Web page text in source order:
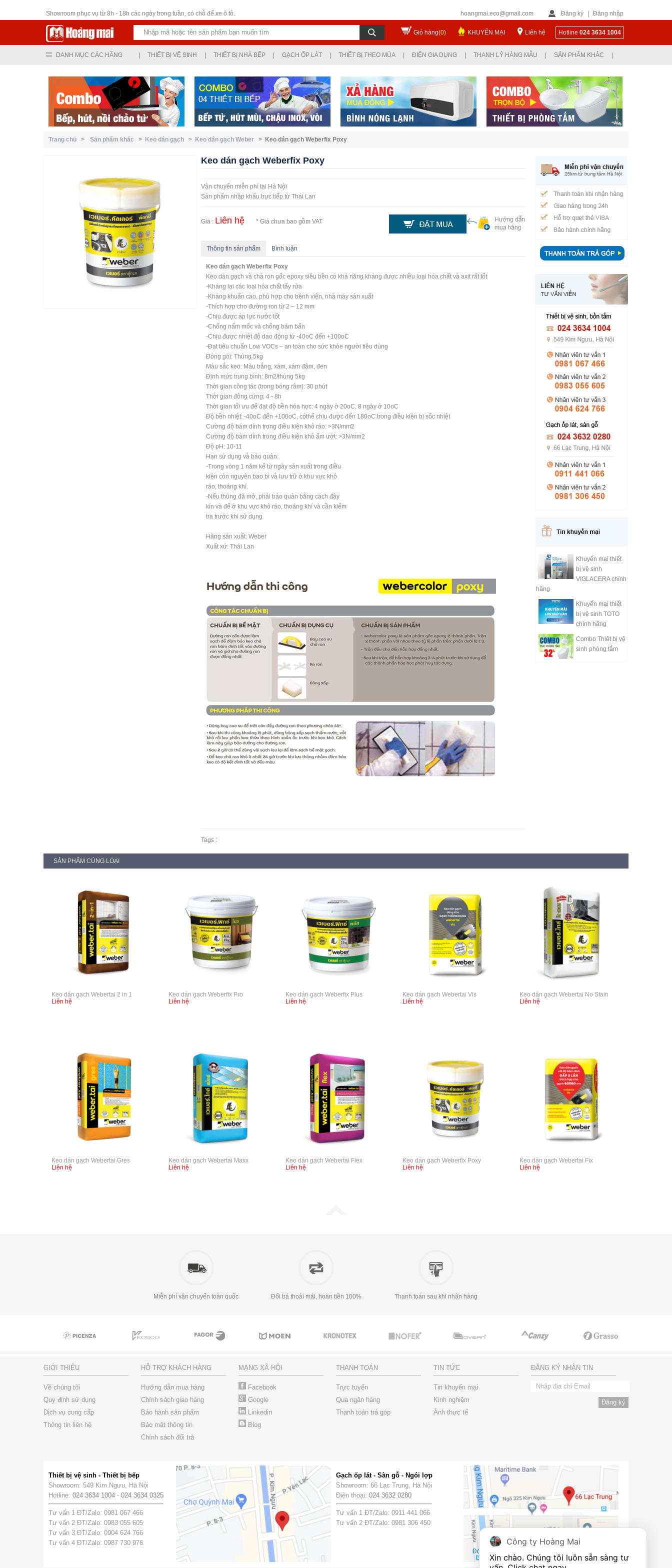
Showroom phục vụ từ 8h - 18h các ngày trong tuần, có chỗ để xe ô tô.
hoangmai.eco@gmail.com Đăng ký Đăng nhập
Giỏ hàng(0) KHUYẾN MẠI Liên hệ Hotline 024 3634 1004
DANH MỤC CÁC HÃNG THIẾT BỊ VỆ SINH THIẾT BỊ NHÀ BẾP GẠCH ỐP LÁT THIẾT BỊ THEO MÙA ĐIỆN GIA DỤNG THANH LÝ HÀNG MẪU SẢN PHẨM KHÁC
Trang chủ > Sản phẩm khác > Keo dán gạch > Keo dán gạch Weber > Keo dán gạch Weberfix Poxy
Keo dán gạch Weberfix Poxy
Vận chuyển miễn phí tại Hà Nội
Sản phẩm nhập khẩu trực tiếp từ Thái Lan
Giá : Liên hệ * Giá chưa bao gồm VAT
Thông tin sản phẩm Bình luận
Keo dán gạch Weberfix Poxy
Keo dán gạch và chà ron gốc epoxy siêu bền có khả năng kháng được nhiều loại hóa chất và axit rất tốt
-Kháng lại các loại hóa chất tẩy rửa
-Kháng khuẩn cao, phù hợp cho bệnh viện, nhà máy sản xuất
-Thích hợp cho đường ron từ 2 – 12 mm
-Chịu được áp lực nước tốt
-Chống nấm mốc và chống bám bẩn
-Chịu được nhiệt độ dao động từ -40oC đến +100oC
-Đạt tiêu chuẩn Low VOCs – an toàn cho sức khỏe người tiêu dùng
Đóng gói: Thùng 5kg
Màu sắc keo: Màu trắng, xám, xám đậm, đen
Định mức trung bình: 8m2/thùng 5kg
Thời gian công tác (trong bóng râm): 30 phút
Thời gian đông cứng: 4 - 8h
Thời gian tối ưu để đạt độ bền hóa học: 4 ngày ở 20oC, 8 ngày ở 10oC
Độ bền nhiệt: -40oC đến +100oC, cóthể chịu được đến 180oC trong điều kiện bị sốc nhiệt
Cường độ bám dính trong điều kiện khô ráo: >3N/mm2
Cường độ bám dính trong điều kiện khô ẩm ướt: >3N/mm2
Độ pH: 10-11
Hạn sử dụng và bảo quản:
-Trong vòng 1 năm kể từ ngày sản xuất trong điều
kiện còn nguyên bao bì và lưu trữ ở khu vực khô
ráo, thoáng khí.
-Nếu thùng đã mở, phải bảo quản bằng cách đậy
kín và để ở khu vực khô ráo, thoáng khí và cần kiểm
tra trước khi sử dụng
Hãng sản xuất: Weber
Xuất xứ: Thái Lan
Tags :
Khuyến mại thiết
bị vệ sinh
VIGLACERA chính
hãng
Khuyến mại thiết
bị vệ sinh TOTO
chính hãng
Combo Thiêt bị vệ
sinh phòng tắm
SẢN PHẨM CÙNG LOẠI
Keo dán gạch Webertai 2 in 1
Liên hệ
Keo dán gạch Weberfix Pro
Liên hệ
Keo dán gạch Weberfix Plus
Liên hệ
Keo dán gạch Webertai Vis
Liên hệ
Keo dán gạch Webertai No Stain
Liên hệ
Keo dán gạch Webertai Gres
Liên hệ
Keo dán gạch Webertai Maxx
Liên hệ
Keo dán gạch Webertai Flex
Liên hệ
Keo dán gạch Weberfix Poxy
Liên hệ
Keo dán gạch Webertai Fix
Liên hệ
Miễn phí vận chuyển toàn quốc Đổi trả thoải mái, hoàn tiền 100% Thanh toán sau khi nhận hàng
GIỚI THIỆU
Về chúng tôi
Quy định sử dụng
Dịch vụ cung cấp
Thông tin liên hệ
HỖ TRỢ KHÁCH HÀNG
Hướng dẫn mua hàng
Chính sách giao hàng
Bảo hành sản phẩm
Bảo mật thông tin
Chính sách đổi trả
MẠNG XÃ HỘI
Facebook
Google
Linkedin
Blog
THANH TOÁN
Trực tuyến
Qua ngân hàng
Thanh toán trả góp
TIN TỨC
Tin khuyến mại
Kinh nghiệm
Ảnh thực tế
ĐĂNG KÝ NHẬN TIN
Thiết bị vệ sinh - Thiết bị bếp
Showroom: 549 Kim Ngưu, Hà Nội
Hotline: 024 3634 1004 - 024 3634 0325
Tư vấn 1 ĐT/Zalo: 0981 067 466
Tư vấn 2 ĐT/Zalo: 0983 055 605
Tư vấn 3 ĐT/Zalo: 0904 624 766
Tư vấn 4 ĐT/Zalo: 0987 730 976
Gạch ốp lát - Sàn gỗ - Ngói lợp
Showroom: 66 Lạc Trung, Hà Nội
Điện thoại: 024 3632 0280
Tư vấn 1 ĐT/Zalo: 0911 441 066
Tư vấn 2 ĐT/Zalo: 0981 306 450
Công ty Hoàng Mai
Xin chào. Chúng tôi luôn sẵn sàng tư